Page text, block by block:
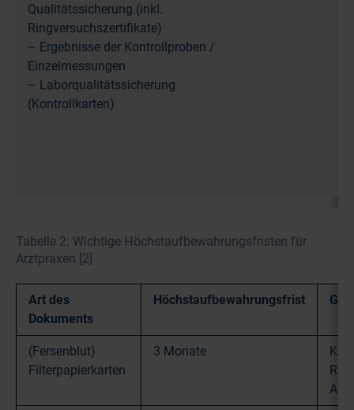
Qualitätssicherung (inkl.
Ringversuchszertifikate)
– Ergebnisse der Kontrollproben /
Einzelmessungen
– Laborqualitätssicherung
(Kontrollkarten)
Tabelle 2: Wichtige Höchstaufbewahrungsfristen für
Arztpraxen [2]
Art des
Dokuments
Höchstaufbewahrungsfrist
(Fersenblut)
Filterpapierkarten
3 Monate